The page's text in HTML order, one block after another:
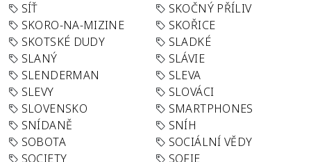
SÍŤ
SKOČNÝ PŘÍLIV
SKORO-NA-MIZINE
SKOŘICE
SKOTSKÉ DUDY
SLADKÉ
SLANÝ
SLÁVIE
SLENDERMAN
SLEVA
SLEVY
SLOVÁCI
SLOVENSKO
SMARTPHONES
SNÍDANĚ
SNÍH
SOBOTA
SOCIÁLNÍ VĚDY
SOCIETY
SOFIE